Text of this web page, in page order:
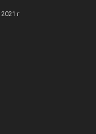
2021 г